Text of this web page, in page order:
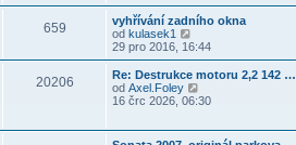
e
k
p
ě
v
k
n
í
p
ř
p
ě
v
k
s
l
e
d
n
í
p
ř
p
i
t
p
o
s
l
e
d
í
p
659
vyhřívání zadního okna
od kulasek1
o
b
r
a
z
p
29 pro 2016, 16:44
20206
Re: Destrukce motoru 2,2 142 …
od Axel.Foley
o
a
16 črc 2026, 06:30